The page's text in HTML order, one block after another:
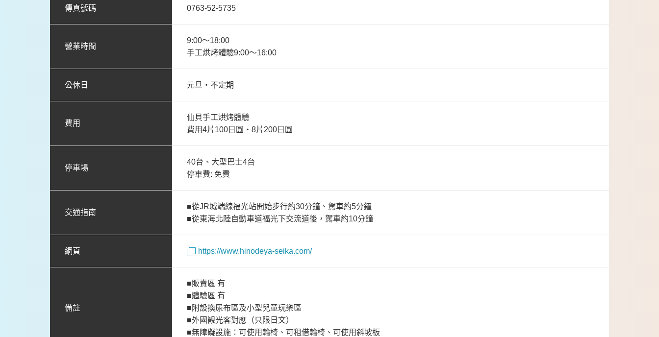
傳真號碼 0763-52-5735
營業時間
9:00〜18:00
手工烘烤體驗9:00〜16:00
公休日 元旦・不定期
費用
仙貝手工烘烤體驗
費用4片100日圓・8片200日圓
停車場
40台、大型巴士4台
停車費: 免費
交通指南
■從JR城端線福光站開始步行約30分鐘、駕車約5分鐘
■從東海北陸自動車道福光下交流道後，駕車約10分鐘
網頁 https://www.hinodeya-seika.com/
備註
■販賣區 有
■體驗區 有
■附設換尿布區及小型兒童玩樂區
■外國観光客對應（只限日文）
■無障礙設施：可使用輪椅、可租借輪椅、可使用斜坡板